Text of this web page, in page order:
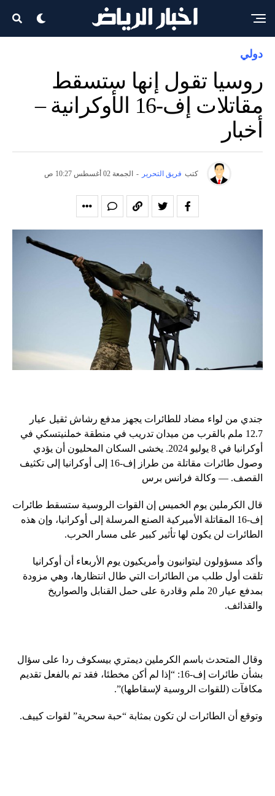
دولي
روسيا تقول إنها ستسقط
مقاتلات إف-16 الأوكرانية –
أخبار
كتب فريق التحرير - الجمعة 02 أغسطس 10:27 ص
جندي من لواء مضاد للطائرات يجهز مدفع رشاش ثقيل عيار
12.7 ملم بالقرب من ميدان تدريب في منطقة خملنيتسكي في
أوكرانيا في 8 يوليو 2024. يخشى السكان المحليون أن يؤدي
وصول طائرات مقاتلة من طراز إف-16 إلى أوكرانيا إلى تكثيف
القصف. — وكالة فرانس برس
قال الكرملين يوم الخميس إن القوات الروسية ستسقط طائرات
إف-16 المقاتلة الأميركية الصنع المرسلة إلى أوكرانيا، وإن هذه
الطائرات لن يكون لها تأثير كبير على مسار الحرب.
وأكد مسؤولون ليتوانيون وأمريكيون يوم الأربعاء أن أوكرانيا
تلقت أول طلب من الطائرات التي طال انتظارها، وهي مزودة
بمدفع عيار 20 ملم وقادرة على حمل القنابل والصواريخ
والقذائف.
وقال المتحدث باسم الكرملين ديمتري بيسكوف ردا على سؤال
بشأن طائرات إف-16: “إذا لم أكن مخطئا، فقد تم بالفعل تقديم
مكافآت (للقوات الروسية لإسقاطها)”.
وتوقع أن الطائرات لن تكون بمثابة “حبة سحرية” لقوات كييف.